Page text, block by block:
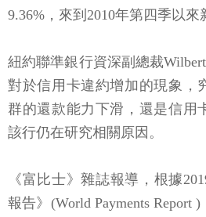
9.36%，來到2010年第四季以來
紐約聯準銀行資深副總裁Wilbert
對於信用卡違約增加的現象，
群的還款能力下滑，還是信用
該行仍在研究相關原因。
《富比士》雜誌報導，根據
報告》(World Payments Report